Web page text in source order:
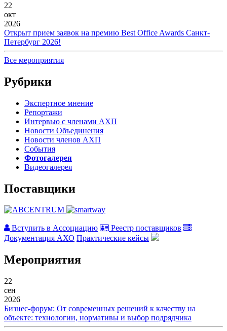
22
окт
2026
Открыт прием заявок на премию Best Office Awards Санкт-
Петербург 2026!
Все мероприятия
Рубрики
Экспертное мнение
Репортажи
Интервью с членами АХП
Новости Объединения
Новости членов АХП
События
Фотогалерея
Видеогалерея
Поставщики
Вступить в Ассоциацию
Реестр поставщиков
Документация АХО Практические кейсы
Мероприятия
22
сен
2026
Бизнес-форум: От современных решений к качеству на
объекте: технологии, нормативы и выбор подрядчика